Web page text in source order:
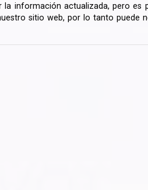
información actualizada, pero
sitio web, por lo tanto puede